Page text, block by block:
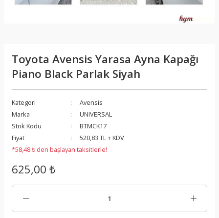
Toyota Avensis Yarasa Ayna Kapağı
Piano Black Parlak Siyah
Kategori
Avensis
Marka
UNIVERSAL
Stok Kodu
BTMCK17
Fiyat
520,83 TL + KDV
*58,48 ₺ den başlayan taksitlerle!
625,00 ₺